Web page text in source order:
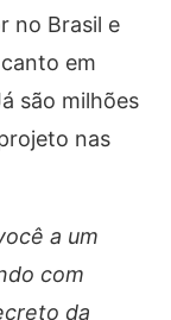
no Brasil e
em
são milhões
nas
a um
com
da